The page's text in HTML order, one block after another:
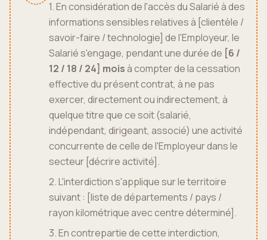
1. En considération de l'accès du Salarié à des
informations sensibles relatives à [clientèle /
savoir-faire / technologie] de l'Employeur, le
Salarié s'engage, pendant une durée de [6 /
12 / 18 / 24] moisà compter de la cessation
effective du présent contrat, à ne pas
exercer, directement ou indirectement, à
quelque titre que ce soit (salarié,
indépendant, dirigeant, associé) une activité
concurrente de celle de l'Employeur dans le
secteur [décrire activité].
2. L'interdiction s'applique sur le territoire
suivant : [liste de départements / pays /
rayon kilométrique avec centre déterminé].
3. En contrepartie de cette interdiction,